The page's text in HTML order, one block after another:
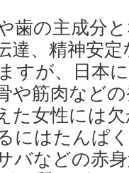
歯の主成分
達、精神安定
すが、日本
や筋肉など
た女性には
にはたんぱ
バなどの赤